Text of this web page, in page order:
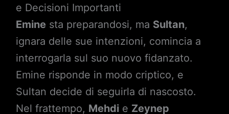
e Decisioni Importanti
Emine sta preparandosi, ma Sultan,
ignara delle sue intenzioni, comincia a
interrogarla sul suo nuovo fidanzato.
Emine risponde in modo criptico, e
Sultan decide di seguirla di nascosto.
Nel frattempo, Mehdie Zeynep